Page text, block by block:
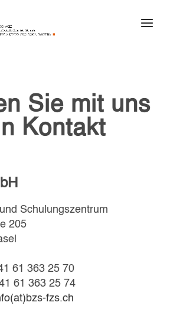
Sie mit uns
Kontakt
Schulungszentrum
205
363 25 70
363 25 74
fzs.ch